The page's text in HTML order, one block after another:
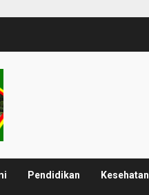
Pendidikan Kesehatan